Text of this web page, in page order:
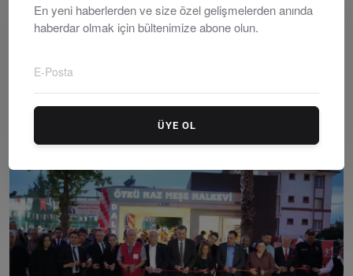
EditörWednesday, Temmuzy 2, 2025 0
En yeni haberlerden ve size özel gelişmelerden anında
haberdar olmak için bültenimize abone olun.
ÜYE OL